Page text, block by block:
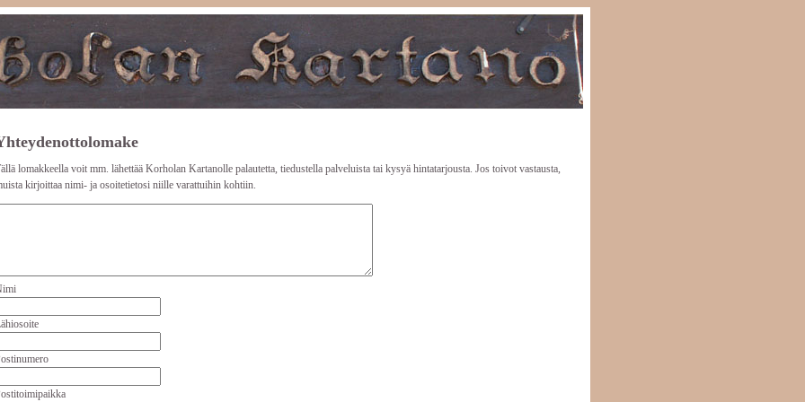
lomakkeella voit mm. lähettää Korholan Kartanolle palautetta, tiedustella palveluista tai kysyä hintatarjousta. Jos toivot vastausta,
kirjoittaa nimi- ja osoitetietosi niille varattuihin kohtiin.